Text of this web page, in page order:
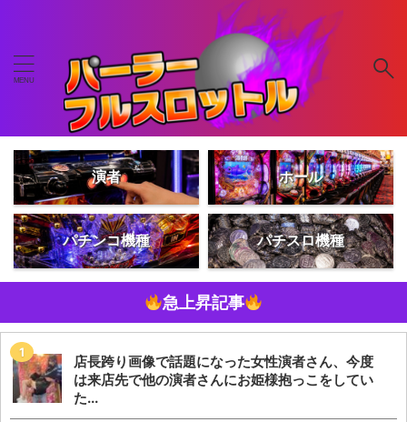
演者 ホール
パチンコ機種 パチスロ機種
急上昇記事
店長跨り画像で話題になった女性演者さん、今度
は来店先で他の演者さんにお姫様抱っこをしてい
た...